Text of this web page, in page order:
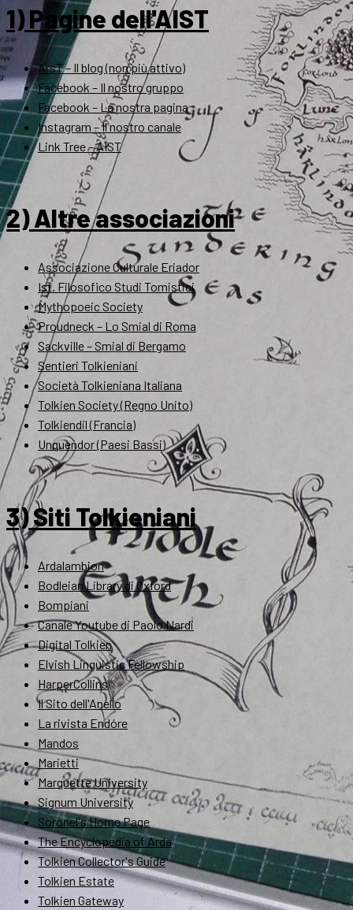
1) Pagine dell'AIST
ArsT – Il blog (non più attivo)
Facebook – Il nostro gruppo
Facebook – La nostra pagina
Instagram – Il nostro canale
Link Tree – AIST
2) Altre associazioni
Associazione Culturale Eriador
Ist. Filosofico Studi Tomistici
Mythopoeic Society
Proudneck – Lo Smial di Roma
Sackville – Smial di Bergamo
Sentieri Tolkieniani
Società Tolkieniana Italiana
Tolkien Society (Regno Unito)
Tolkiendil (Francia)
Unquendor (Paesi Bassi)
3) Siti Tolkieniani
Ardalambion
Bodleian Library di Oxford
Bompiani
Canale Youtube di Paolo Nardi
Digital Tolkien
Elvish Linguistic Fellowship
HarperCollins
Il Sito dell'Anello
La rivista Endóre
Mandos
Marietti
Marquette University
Signum University
Soronel's Home Page
The Encyclopedia of Arda
Tolkien Collector's Guide
Tolkien Estate
Tolkien Gateway